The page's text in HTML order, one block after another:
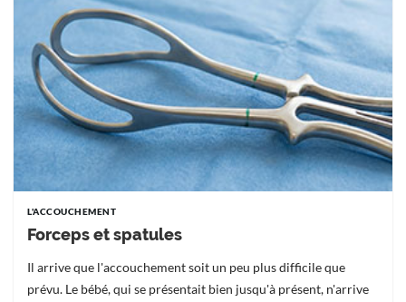
L'ACCOUCHEMENT
Forceps et spatules
Il arrive que l'accouchement soit un peu plus difficile que
prévu. Le bébé, qui se présentait bien jusqu'à présent, n'arrive